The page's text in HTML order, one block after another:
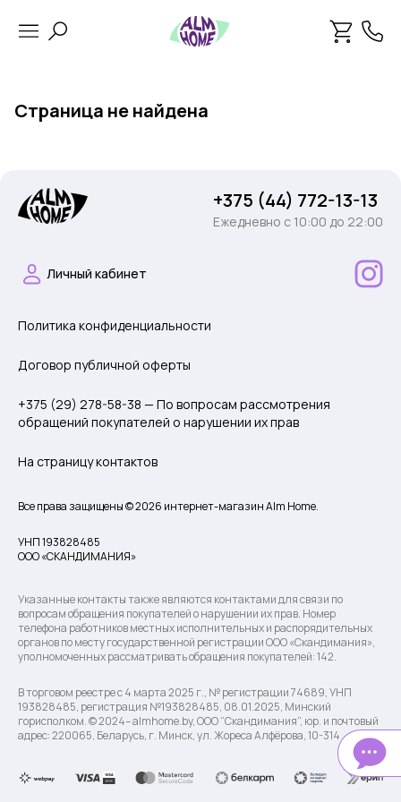
Страница не найдена
+375 (44) 772-13-13
Ежедневно c 10:00 до 22:00
Личный кабинет
Политика конфиденциальности
Договор публичной оферты
+375 (29) 278-58-38 — По вопросам рассмотрения
обращений покупателей о нарушении их прав
На страницу контактов
Все права защищены © 2026 интернет-магазин Alm Home.
УНП 193828485
ООО «СКАНДИМАНИЯ»
Указанные контакты также являются контактами для связи по
вопросам обращения покупателей о нарушении их прав. Номер
телефона работников местных исполнительных и распорядительных
органов по месту государственной регистрации ООО «Скандимания»,
уполномоченных рассматривать обращения покупателей: 142.
В торговом реестре с 4 марта 2025 г., № регистрации 74689, УНП
193828485, регистрация №193828485, 08.01.2025, Минский
горисполком. © 2024– almhome.by, ООО “Скандимания”, юр. и почтовый
адрес: 220065, Беларусь, г. Минск, ул. Жореса Алфёрова, 10-314